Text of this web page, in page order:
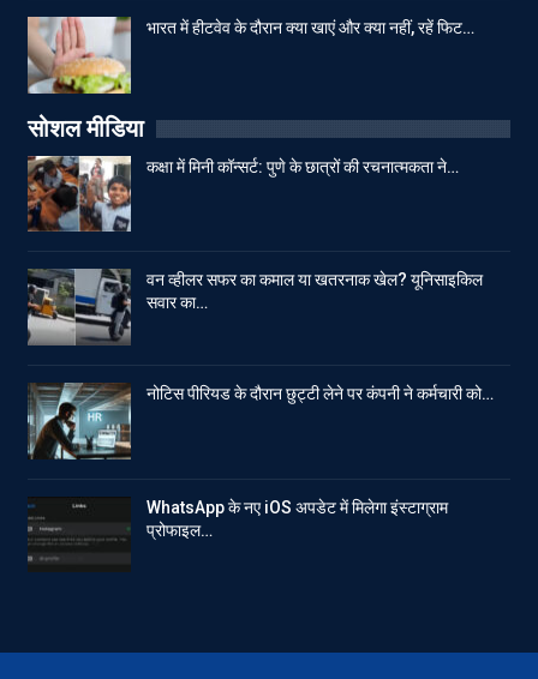
भारत में हीटवेव के दौरान क्या खाएं और क्या नहीं, रहें फिट…
सोशल मीडिया
कक्षा में मिनी कॉन्सर्ट: पुणे के छात्रों की रचनात्मकता ने…
वन व्हीलर सफर का कमाल या खतरनाक खेल? यूनिसाइकिल
सवार का…
नोटिस पीरियड के दौरान छुट्टी लेने पर कंपनी ने कर्मचारी को…
WhatsApp के नए iOS अपडेट में मिलेगा इंस्टाग्राम
प्रोफाइल…